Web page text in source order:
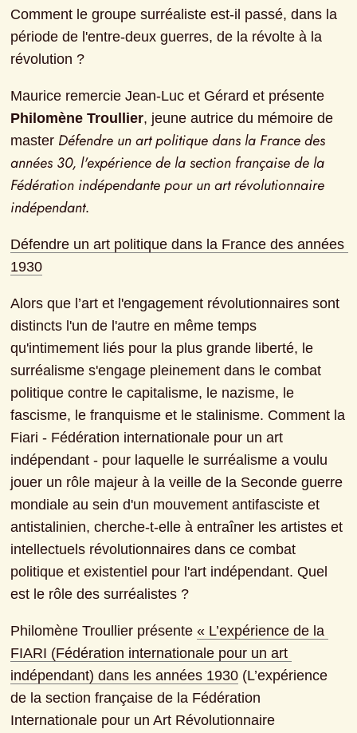
Comment le groupe surréaliste est-il passé, dans la
période de l'entre-deux guerres, de la révolte à la
révolution ?
Philomène Troullier, jeune autrice du mémoire de
master Défendre un art politique dans la France des
années 30, l'expérience de la section française de la
Fédération indépendante pour un art révolutionnaire
indépendant.
Défendre un art politique dans la France des années
1930
Alors que l’art et l'engagement révolutionnaires sont
distincts l'un de l'autre en même temps
qu'intimement liés pour la plus grande liberté, le
surréalisme s'engage pleinement dans le combat
politique contre le capitalisme, le nazisme, le
fascisme, le franquisme et le stalinisme. Comment la
Fiari - Fédération internationale pour un art
indépendant - pour laquelle le surréalisme a voulu
jouer un rôle majeur à la veille de la Seconde guerre
mondiale au sein d'un mouvement antifasciste et
antistalinien, cherche-t-elle à entraîner les artistes et
intellectuels révolutionnaires dans ce combat
politique et existentiel pour l'art indépendant. Quel
est le rôle des surréalistes ?
Philomène Troullier présente « L’expérience de la
FIARI (Fédération internationale pour un art
indépendant) dans les années 1930 (L’expérience
de la section française de la Fédération
Internationale pour un Art Révolutionnaire